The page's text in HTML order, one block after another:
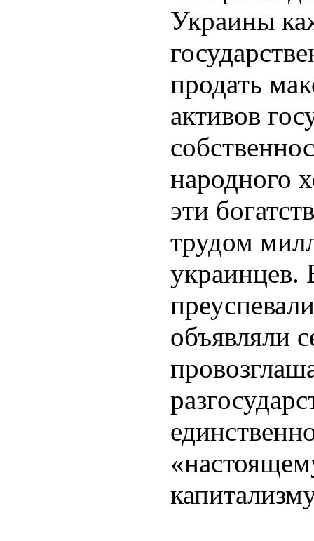
Украины
продать
активов
народного
эти
трудом
украинцев.
объявляли